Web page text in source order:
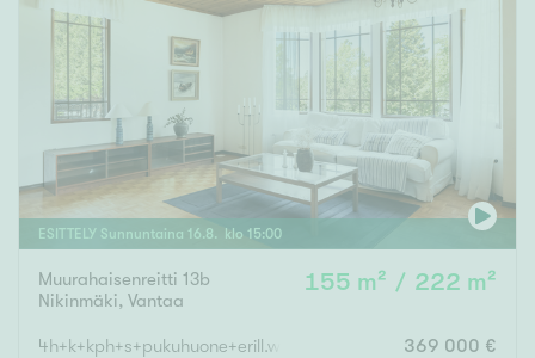
ESITTELY Sunnuntaina 16.8. klo 15:00
Muurahaisenreitti 13b
Nikinmäki, Vantaa
155 m² / 222 m²
4h+k+kph+s+pukuhuone+erill.wc+takkah+vh+khh+autotalli
369 000 €